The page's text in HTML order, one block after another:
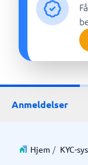
Anmeldelser
Hjem / KYC-